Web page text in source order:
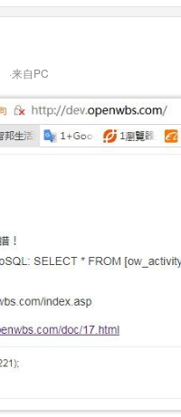
·来自PC